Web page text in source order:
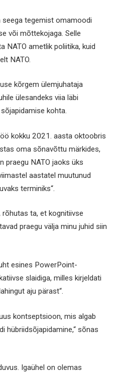
tegemist omamoodi
või mõttekojaga. Selle
NATO ametlik poliitika, kuid
NATO.
kõrgem ülemjuhataja
ülesandeks viia läbi
kohta.
kokku 2021. aasta oktoobris
oma sõnavõttu märkides,
praegu NATO jaoks üks
aastatel muutunud
terminiks“.
rõhutas ta, et kognitiivse
praegu välja minu juhid siin
esines PowerPoint-
slaidiga, milles kirjeldati
aju pärast“.
kontseptsioon, mis algab
sõnas
Igaühel on olemas